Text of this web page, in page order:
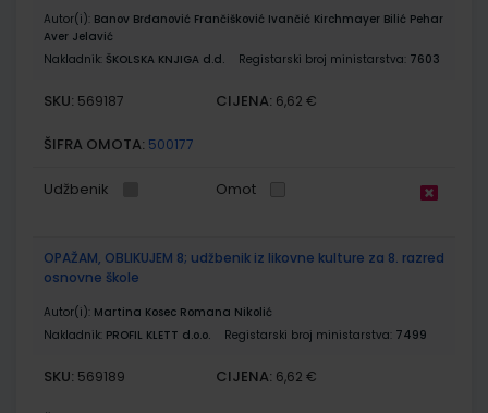
Autor(i): Banov Brđanović Frančišković Ivančić Kirchmayer Bilić Pehar
Aver Jelavić
Nakladnik: ŠKOLSKA KNJIGA d.d. Registarski broj ministarstva: 7603
SKU: 569187 CIJENA: 6,62 €
ŠIFRA OMOTA: 500177
Udžbenik Omot
OPAŽAM, OBLIKUJEM 8; udžbenik iz likovne kulture za 8. razred
osnovne škole
Autor(i): Martina Kosec Romana Nikolić
Nakladnik: PROFIL KLETT d.o.o. Registarski broj ministarstva: 7499
SKU: 569189 CIJENA: 6,62 €